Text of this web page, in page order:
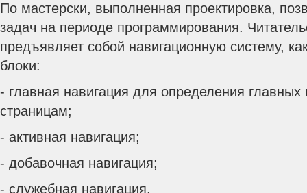
По мастерски, выполненная проектировка,
задач на периоде программирования.
предъявляет собой навигационную систему,
блоки:
- главная навигация для определения
страницам;
- активная навигация;
- добавочная навигация;
- служебная навигация.